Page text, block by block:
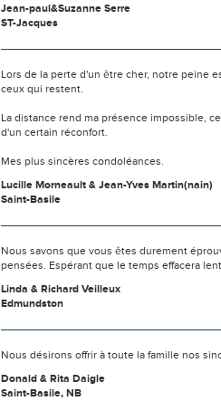
Jean-paul&Suzanne Serre
ST-Jacques
Lors de la perte d'un être cher, notre peine
ceux qui restent.
La distance rend ma présence impossible,
d'un certain réconfort.
Mes plus sincères condoléances.
Lucille Morneault & Jean-Yves Martin(nain)
Saint-Basile
Nous savons que vous êtes durement
pensées. Espérant que le temps effacera
Linda & Richard Veilleux
Edmundston
Nous désirons offrir à toute la famille nos
Donald & Rita Daigle
Saint-Basile, NB